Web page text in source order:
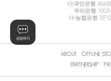
KB국민은행
우리은행 1005-
NH농협은행 317-
ABOUT OFFLINE
PARTNERSHIP